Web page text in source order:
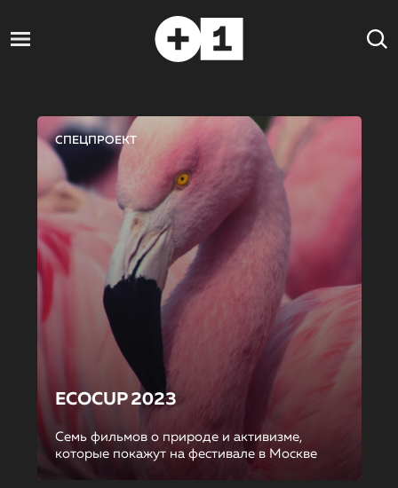
СПЕЦПРОЕКТ
ECOCUP 2023
Семь фильмов о природе и активизме,
которые покажут на фестивале в Москве